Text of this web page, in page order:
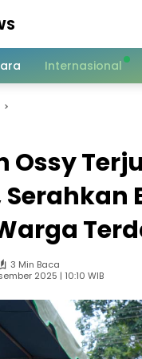
Internasional
Ossy
Serahkan
3 Min Baca
2025 | 10:10 WIB